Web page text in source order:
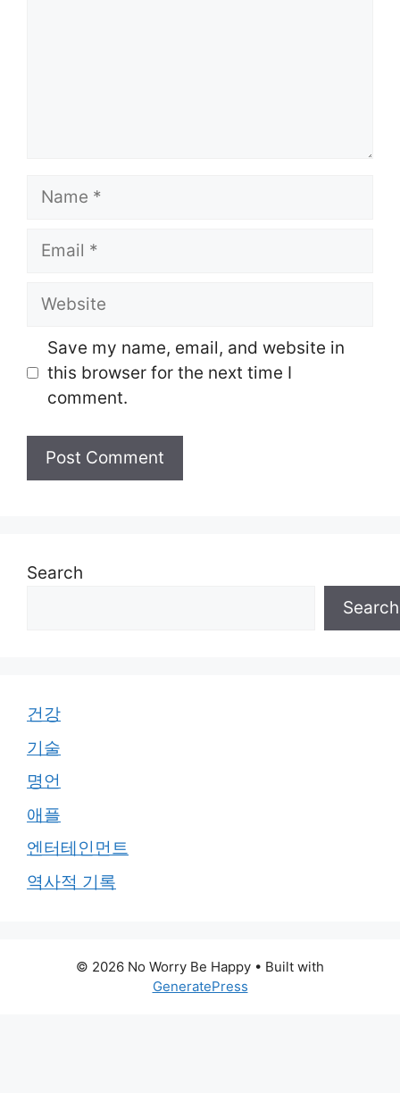
Name
Email
Website
Save my name, email, and website in
this browser for the next time I
comment.
Search
Search
건강
기술
명언
애플
엔터테인먼트
역사적 기록
© 2026 No Worry Be Happy • Built with
GeneratePress